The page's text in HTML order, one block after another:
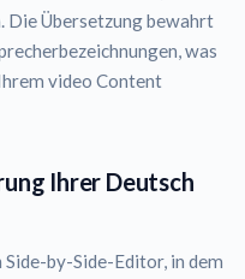
Übersetzung bewahrt
was
video Content
Ihrer Deutsch
by-Side-Editor, in dem